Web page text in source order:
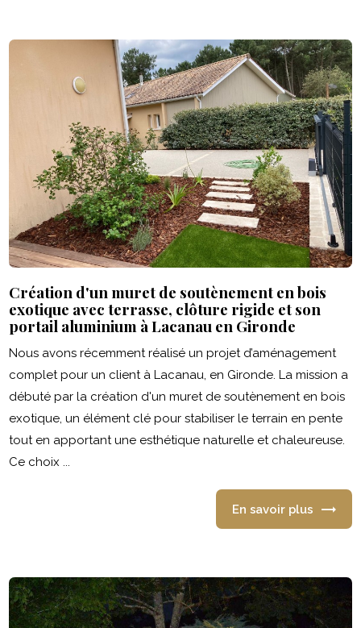
Création d'un muret de soutènement en bois
exotique avec terrasse, clôture rigide et son
portail aluminium à Lacanau en Gironde
Nous avons récemment réalisé un projet d’aménagement
complet pour un client à Lacanau, en Gironde. La mission a
débuté par la création d'un muret de soutènement en bois
exotique, un élément clé pour stabiliser le terrain en pente
tout en apportant une esthétique naturelle et chaleureuse.
Ce choix ...
En savoir plus